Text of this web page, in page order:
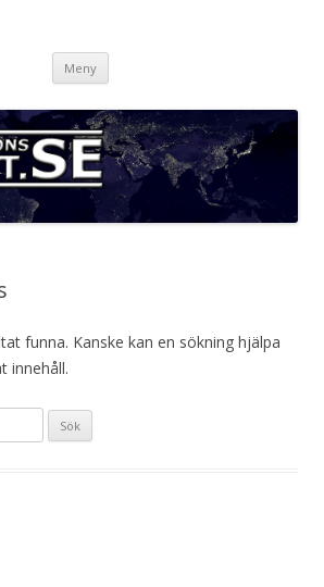
Meny
funna. Kanske kan en sökning hjälpa
innehåll.